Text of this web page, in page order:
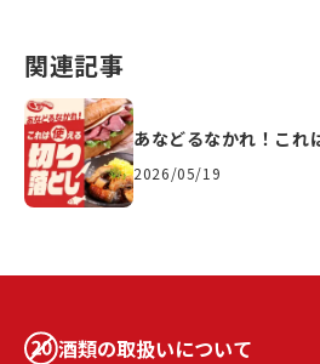
関連記事
あなどるなかれ！これ
2026/05/19
酒類の取扱いについて